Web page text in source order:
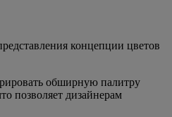
концепции цветов
обширную палитру
позволяет дизайнерам